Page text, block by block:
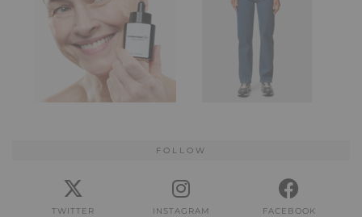
FOLLOW
TWITTER INSTAGRAM FACEBOOK